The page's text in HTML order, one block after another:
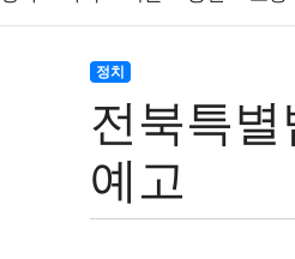
블록체인
여행 맛집 IT 컴퓨
정치
전북특
예고